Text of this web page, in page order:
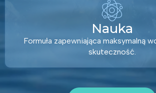
Nauka
Formuła zapewniająca maksymalną
skuteczność.